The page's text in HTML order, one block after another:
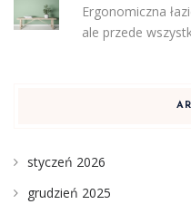
Ergonomiczna
ale przede
styczeń 2026
grudzień 2025